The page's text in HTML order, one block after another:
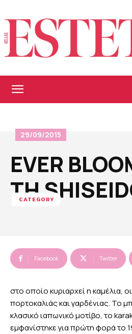
29/09/2015
EVER
ΤΗ
CATEGORY
Facebook Twitter
στο οποίο κυριαρχεί η καμέλια,
πορτοκαλιάς και γαρδένιας. Το
κλασικό ιαπωνικό μοτίβο, το
εμφανίστηκε για πρώτη φορά το